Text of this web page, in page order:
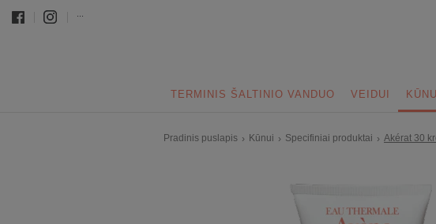
TERMINIS ŠALTINIO VANDUO VEIDUI KŪNUI
Pradinis puslapis › Kūnui › Specifiniai produktai › Akérat 30